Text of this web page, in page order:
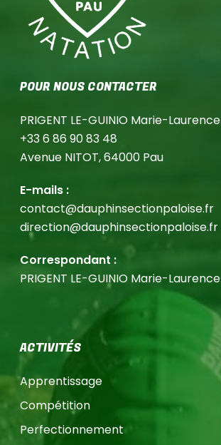
POUR NOUS CONTACTER
PRIGENT LE-GUINIO Marie-Laurence
+33 6 86 90 83 48
Avenue NITOT, 64000 Pau
E-mails :
contact@dauphinsectionpaloise.fr
direction@dauphinsectionpaloise.fr
Correspondant :
PRIGENT LE-GUINIO Marie-Laurence
ACTIVITÉS
Apprentissage
Compétition
Perfectionnement